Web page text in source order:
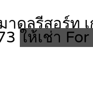
ดลรีสอร์ท
ให้เช่า